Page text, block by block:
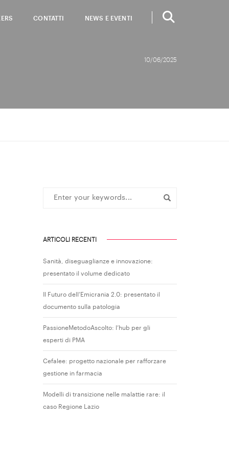
CONTATTI NEWS E EVENTI
10/06/2025
ARTICOLI RECENTI
Sanità, diseguaglianze e innovazione:
presentato il volume dedicato
Il Futuro dell’Emicrania 2.0: presentato il
documento sulla patologia
PassioneMetodoAscolto: l’hub per gli
esperti di PMA
Cefalee: progetto nazionale per rafforzare
gestione in farmacia
Modelli di transizione nelle malattie rare: il
caso Regione Lazio